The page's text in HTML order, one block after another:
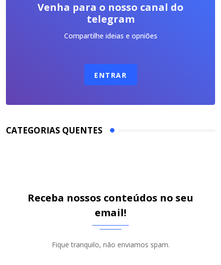
Venha para o nosso canal do
telegram
Compartilhe ideias e opniões
ENTRAR
CATEGORIAS QUENTES
Receba nossos conteúdos no seu
email!
Fique tranquilo, não enviamos spam.